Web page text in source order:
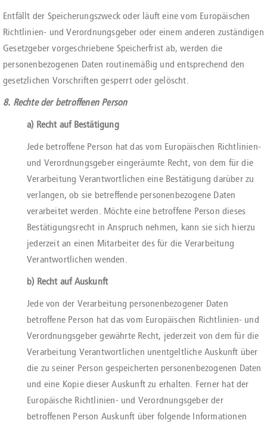
Entfällt der Speicherungszweck oder läuft eine vom Europäischen
Richtlinien- und Verordnungsgeber oder einem anderen zuständigen
Gesetzgeber vorgeschriebene Speicherfrist ab, werden die
personenbezogenen Daten routinemäßig und entsprechend den
gesetzlichen Vorschriften gesperrt oder gelöscht.
8. Rechte der betroffenen Person
a) Recht auf Bestätigung
Jede betroffene Person hat das vom Europäischen Richtlinien-
und Verordnungsgeber eingeräumte Recht, von dem für die
Verarbeitung Verantwortlichen eine Bestätigung darüber zu
verlangen, ob sie betreffende personenbezogene Daten
verarbeitet werden. Möchte eine betroffene Person dieses
Bestätigungsrecht in Anspruch nehmen, kann sie sich hierzu
jederzeit an einen Mitarbeiter des für die Verarbeitung
Verantwortlichen wenden.
b) Recht auf Auskunft
Jede von der Verarbeitung personenbezogener Daten
betroffene Person hat das vom Europäischen Richtlinien- und
Verordnungsgeber gewährte Recht, jederzeit von dem für die
Verarbeitung Verantwortlichen unentgeltliche Auskunft über
die zu seiner Person gespeicherten personenbezogenen Daten
und eine Kopie dieser Auskunft zu erhalten. Ferner hat der
Europäische Richtlinien- und Verordnungsgeber der
betroffenen Person Auskunft über folgende Informationen